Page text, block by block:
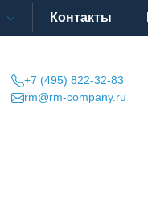
Контакты
+7 (495) 822-32-83
rm@rm-company.ru